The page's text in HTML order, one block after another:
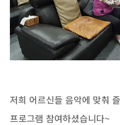
저희 어르신들 음악에 맞춰
프로그램 참여하셨습니다~